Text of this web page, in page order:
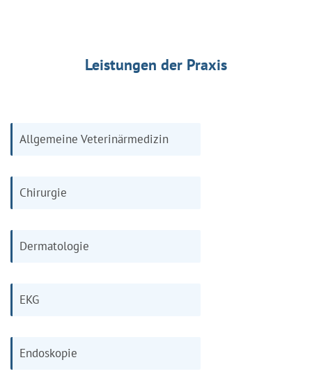
Leistungen der Praxis
Allgemeine Veterinärmedizin
Chirurgie
Dermatologie
EKG
Endoskopie